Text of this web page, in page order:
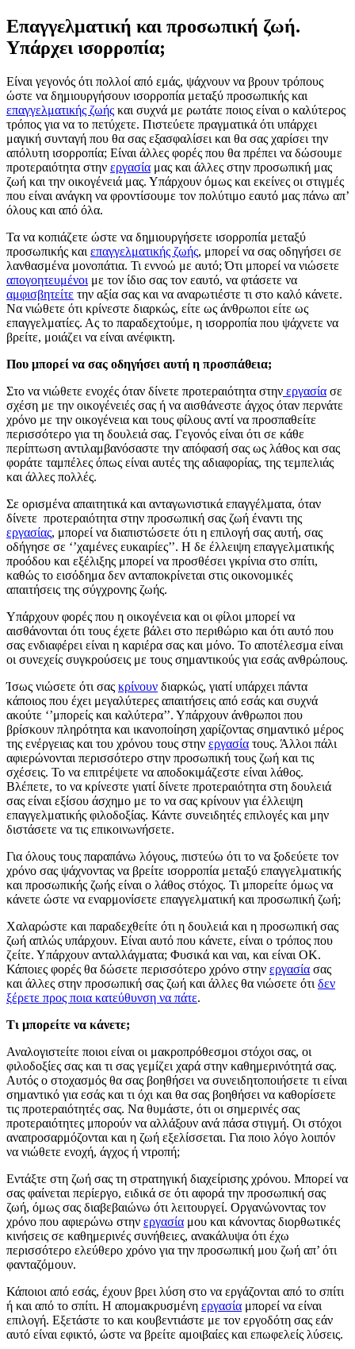
Επαγγελματική και προσωπική ζωή.
Υπάρχει ισορροπία;
Είναι γεγονός ότι πολλοί από εμάς, ψάχνουν να βρουν τρόπους
ώστε να δημιουργήσουν ισορροπία μεταξύ προσωπικής και
επαγγελματικής ζωής και συχνά με ρωτάτε ποιος είναι ο καλύτερος
τρόπος για να το πετύχετε. Πιστεύετε πραγματικά ότι υπάρχει
μαγική συνταγή που θα σας εξασφαλίσει και θα σας χαρίσει την
απόλυτη ισορροπία; Είναι άλλες φορές που θα πρέπει να δώσουμε
προτεραιότητα στην εργασία μας και άλλες στην προσωπική μας
ζωή και την οικογένειά μας. Υπάρχουν όμως και εκείνες οι στιγμές
που είναι ανάγκη να φροντίσουμε τον πολύτιμο εαυτό μας πάνω απ’
όλους και από όλα.
Τα να κοπιάζετε ώστε να δημιουργήσετε ισορροπία μεταξύ
προσωπικής και επαγγελματικής ζωής, μπορεί να σας οδηγήσει σε
λανθασμένα μονοπάτια. Τι εννοώ με αυτό; Ότι μπορεί να νιώσετε
απογοητευμένοι με τον ίδιο σας τον εαυτό, να φτάσετε να
αμφισβητείτε την αξία σας και να αναρωτιέστε τι στο καλό κάνετε.
Να νιώθετε ότι κρίνεστε διαρκώς, είτε ως άνθρωποι είτε ως
επαγγελματίες. Ας το παραδεχτούμε, η ισορροπία που ψάχνετε να
βρείτε, μοιάζει να είναι ανέφικτη.
Που μπορεί να σας οδηγήσει αυτή η προσπάθεια;
Στο να νιώθετε ενοχές όταν δίνετε προτεραιότητα στην εργασία σε
σχέση με την οικογένειές σας ή να αισθάνεστε άγχος όταν περνάτε
χρόνο με την οικογένεια και τους φίλους αντί να προσπαθείτε
περισσότερο για τη δουλειά σας. Γεγονός είναι ότι σε κάθε
περίπτωση αντιλαμβανόσαστε την απόφασή σας ως λάθος και σας
φοράτε ταμπέλες όπως είναι αυτές της αδιαφορίας, της τεμπελιάς
και άλλες πολλές.
Σε ορισμένα απαιτητικά και ανταγωνιστικά επαγγέλματα, όταν
δίνετε προτεραιότητα στην προσωπική σας ζωή έναντι της
εργασίας, μπορεί να διαπιστώσετε ότι η επιλογή σας αυτή, σας
οδήγησε σε ‘’χαμένες ευκαιρίες’’. Η δε έλλειψη επαγγελματικής
προόδου και εξέλιξης μπορεί να προσθέσει γκρίνια στο σπίτι,
καθώς το εισόδημα δεν ανταποκρίνεται στις οικονομικές
απαιτήσεις της σύγχρονης ζωής.
Υπάρχουν φορές που η οικογένεια και οι φίλοι μπορεί να
αισθάνονται ότι τους έχετε βάλει στο περιθώριο και ότι αυτό που
σας ενδιαφέρει είναι η καριέρα σας και μόνο. Το αποτέλεσμα είναι
οι συνεχείς συγκρούσεις με τους σημαντικούς για εσάς ανθρώπους.
Ίσως νιώσετε ότι σας κρίνουν διαρκώς, γιατί υπάρχει πάντα
κάποιος που έχει μεγαλύτερες απαιτήσεις από εσάς και συχνά
ακούτε ‘’μπορείς και καλύτερα’’. Υπάρχουν άνθρωποι που
βρίσκουν πληρότητα και ικανοποίηση χαρίζοντας σημαντικό μέρος
της ενέργειας και του χρόνου τους στην εργασία τους. Άλλοι πάλι
αφιερώνονται περισσότερο στην προσωπική τους ζωή και τις
σχέσεις. Το να επιτρέψετε να αποδοκιμάζεστε είναι λάθος.
Βλέπετε, το να κρίνεστε γιατί δίνετε προτεραιότητα στη δουλειά
σας είναι εξίσου άσχημο με το να σας κρίνουν για έλλειψη
επαγγελματικής φιλοδοξίας. Κάντε συνειδητές επιλογές και μην
διστάσετε να τις επικοινωνήσετε.
Για όλους τους παραπάνω λόγους, πιστεύω ότι το να ξοδεύετε τον
χρόνο σας ψάχνοντας να βρείτε ισορροπία μεταξύ επαγγελματικής
και προσωπικής ζωής είναι ο λάθος στόχος. Τι μπορείτε όμως να
κάνετε ώστε να εναρμονίσετε επαγγελματική και προσωπική ζωή;
Χαλαρώστε και παραδεχθείτε ότι η δουλειά και η προσωπική σας
ζωή απλώς υπάρχουν. Είναι αυτό που κάνετε, είναι ο τρόπος που
ζείτε. Υπάρχουν ανταλλάγματα; Φυσικά και ναι, και είναι ΟΚ.
Κάποιες φορές θα δώσετε περισσότερο χρόνο στην εργασία σας
και άλλες στην προσωπική σας ζωή και άλλες θα νιώσετε ότι δεν
ξέρετε προς ποια κατεύθυνση να πάτε.
Τι μπορείτε να κάνετε;
Αναλογιστείτε ποιοι είναι οι μακροπρόθεσμοι στόχοι σας, οι
φιλοδοξίες σας και τι σας γεμίζει χαρά στην καθημερινότητά σας.
Αυτός ο στοχασμός θα σας βοηθήσει να συνειδητοποιήσετε τι είναι
σημαντικό για εσάς και τι όχι και θα σας βοηθήσει να καθορίσετε
τις προτεραιότητές σας. Να θυμάστε, ότι οι σημερινές σας
προτεραιότητες μπορούν να αλλάξουν ανά πάσα στιγμή. Οι στόχοι
αναπροσαρμόζονται και η ζωή εξελίσσεται. Για ποιο λόγο λοιπόν
να νιώθετε ενοχή, άγχος ή ντροπή;
Εντάξτε στη ζωή σας τη στρατηγική διαχείρισης χρόνου. Μπορεί να
σας φαίνεται περίεργο, ειδικά σε ότι αφορά την προσωπική σας
ζωή, όμως σας διαβεβαιώνω ότι λειτουργεί. Οργανώνοντας τον
χρόνο που αφιερώνω στην εργασία μου και κάνοντας διορθωτικές
κινήσεις σε καθημερινές συνήθειες, ανακάλυψα ότι έχω
περισσότερο ελεύθερο χρόνο για την προσωπική μου ζωή απ’ ότι
φανταζόμουν.
Κάποιοι από εσάς, έχουν βρει λύση στο να εργάζονται από το σπίτι
ή και από το σπίτι. Η απομακρυσμένη εργασία μπορεί να είναι
επιλογή. Εξετάστε το και κουβεντιάστε με τον εργοδότη σας εάν
αυτό είναι εφικτό, ώστε να βρείτε αμοιβαίες και επωφελείς λύσεις.